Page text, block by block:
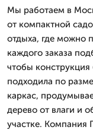
Мы работаем в
от компактной
отдыха, где можно
каждого заказа
чтобы
подходила по
каркас,
дерево от влаги и
участке. Компания